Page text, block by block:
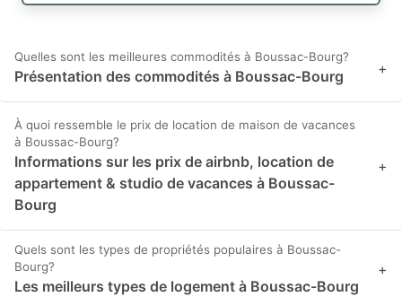
Quelles sont les meilleures commodités à Boussac-Bourg?
Présentation des commodités à Boussac-Bourg +
À quoi ressemble le prix de location de maison de vacances
à Boussac-Bourg?
Informations sur les prix de airbnb, location de
appartement & studio de vacances à Boussac-
Bourg
+
Quels sont les types de propriétés populaires à Boussac-
Bourg?
Les meilleurs types de logement à Boussac-Bourg
+